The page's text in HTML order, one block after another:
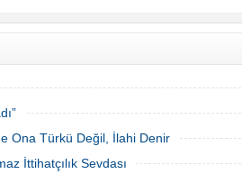
Ona Türkü Değil, İlahi Denir
İttihatçılık Sevdası